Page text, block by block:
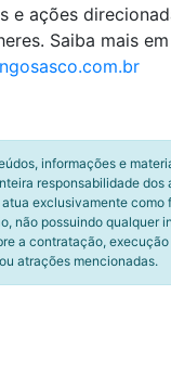
e ações
Saiba mais em
informações e
responsabilidade dos
exclusivamente como
não possuindo qualquer
a contratação,
atrações mencionadas.